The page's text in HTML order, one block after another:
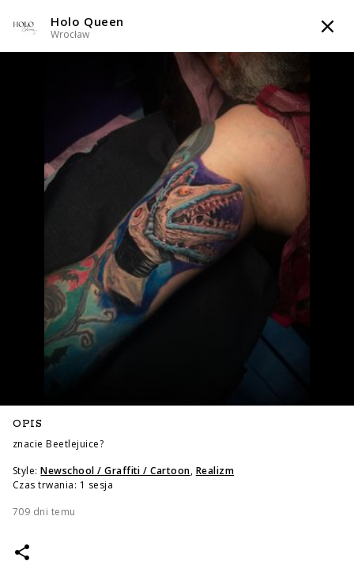
TATTOOARTIST
Holo Queen
Wrocław
Styl tatuażu
Dotwork / Graficzny / Sketch / Line work / Fineline /
Outline / Newschool / Graffiti / Cartoon / Surrealizm / Horror /
Watercolor
WIADOMOŚĆ
WZORY SKLEP INFO
Holo Queen
Wrocław
OPIS
znacie Beetlejuice?
Style: Newschool / Graffiti / Cartoon, Realizm
Czas trwania: 1 sesja
709 dni temu